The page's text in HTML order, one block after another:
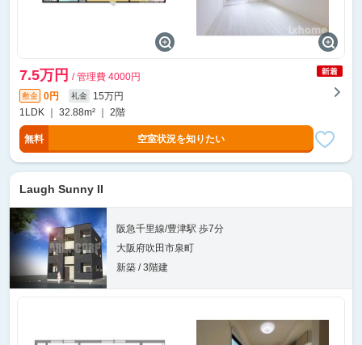
7.5万円 / 管理費 4000円
敷金 0円 礼金
15万円
1LDK ｜ 32.88m² ｜ 2階
無料 空室状況を知りたい
Laugh Sunny II
阪急千里線/豊津駅 歩7分
大阪府吹田市泉町
新築 / 3階建